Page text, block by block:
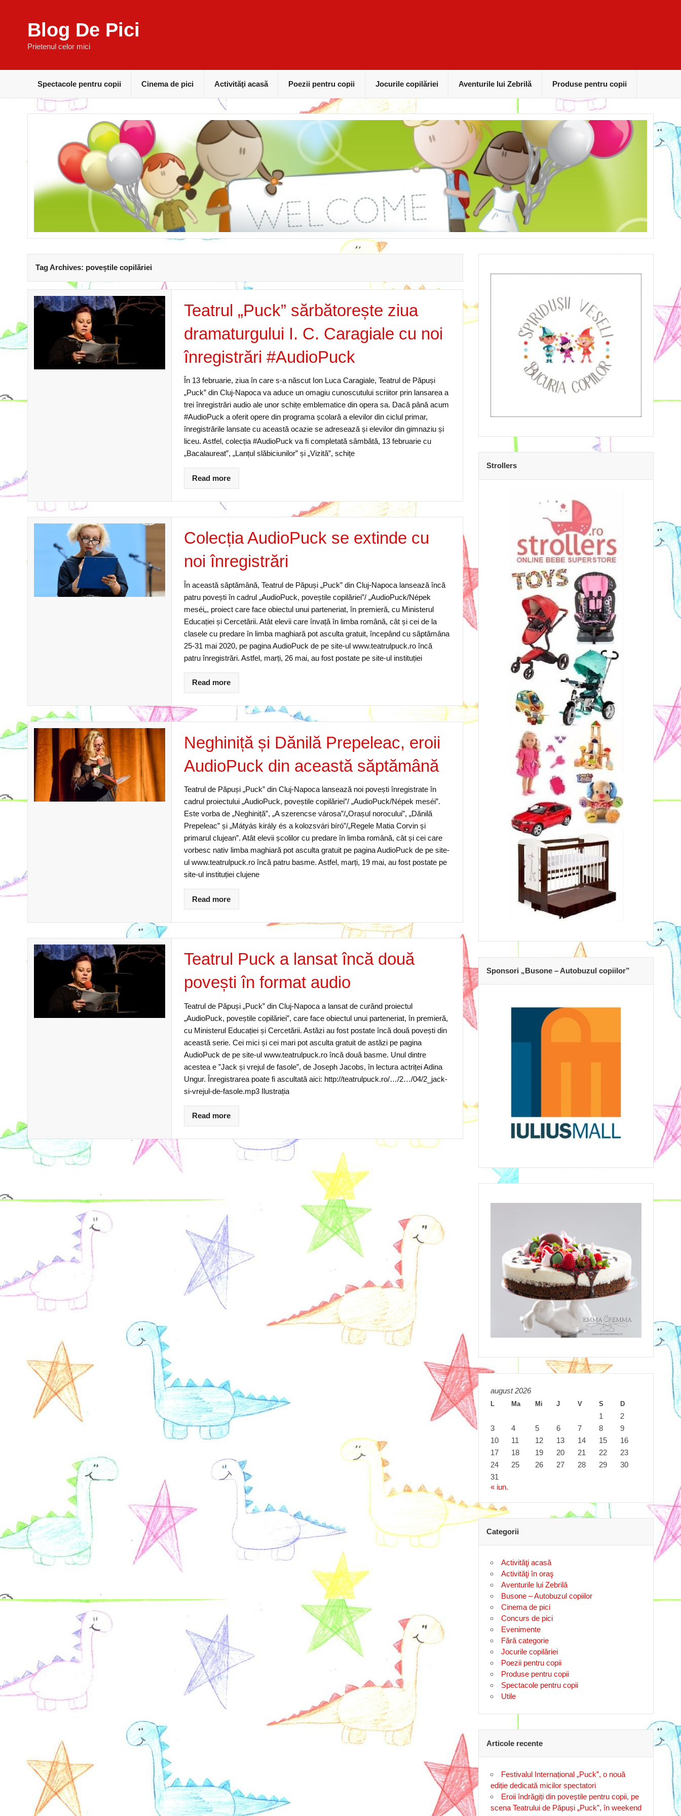
Blog De Pici
Prietenul celor mici
Spectacole pentru copii Cinema de pici Activităţi acasă Poezii pentru copii Jocurile copilăriei Aventurile lui Zebrilă Produse pentru copii
Tag Archives: poveștile copilăriei
Teatrul „Puck” sărbătorește ziua
dramaturgului I. C. Caragiale cu noi
înregistrări #AudioPuck
În 13 februarie, ziua în care s-a născut Ion Luca Caragiale, Teatrul de Păpuși
„Puck” din Cluj-Napoca va aduce un omagiu cunoscutului scriitor prin lansarea a
trei înregistrări audio ale unor schițe emblematice din opera sa. Dacă până acum
#AudioPuck a oferit opere din programa școlară a elevilor din ciclul primar,
înregistrările lansate cu această ocazie se adresează și elevilor din gimnaziu și
liceu. Astfel, colecția #AudioPuck va fi completată sâmbătă, 13 februarie cu
„Bacalaureat”, „Lanțul slăbiciunilor” și „Vizită”, schițe
Read more
Colecția AudioPuck se extinde cu
noi înregistrări
În această săptămână, Teatrul de Păpuși „Puck” din Cluj-Napoca lansează încă
patru povești în cadrul „AudioPuck, poveștile copilăriei”/ „AudioPuck/Népek
meséi„, proiect care face obiectul unui parteneriat, în premieră, cu Ministerul
Educației și Cercetării. Atât elevii care învață în limba română, cât și cei de la
clasele cu predare în limba maghiară pot asculta gratuit, începând cu săptămâna
25-31 mai 2020, pe pagina AudioPuck de pe site-ul www.teatrulpuck.ro încă
patru înregistrări. Astfel, marți, 26 mai, au fost postate pe site-ul instituției
Read more
Neghiniță și Dănilă Prepeleac, eroii
AudioPuck din această săptămână
Teatrul de Păpuși „Puck” din Cluj-Napoca lansează noi povești înregistrate în
cadrul proiectului „AudioPuck, poveștile copilăriei”/ „AudioPuck/Népek meséi”.
Este vorba de „Neghiniță”, „A szerencse városa”/„Orașul norocului”, „Dănilă
Prepeleac” și „Mátyás király és a kolozsvári bíró”/„Regele Matia Corvin și
primarul clujean”. Atât elevii școlilor cu predare în limba română, cât și cei care
vorbesc nativ limba maghiară pot asculta gratuit pe pagina AudioPuck de pe site-
ul www.teatrulpuck.ro încă patru basme. Astfel, marți, 19 mai, au fost postate pe
site-ul instituției clujene
Read more
Teatrul Puck a lansat încă două
povești în format audio
Teatrul de Păpuși „Puck” din Cluj-Napoca a lansat de curând proiectul
„AudioPuck, poveștile copilăriei”, care face obiectul unui parteneriat, în premieră,
cu Ministerul Educației și Cercetării. Astăzi au fost postate încă două povești din
această serie. Cei mici și cei mari pot asculta gratuit de astăzi pe pagina
AudioPuck de pe site-ul www.teatrulpuck.ro încă două basme. Unul dintre
acestea e ”Jack și vrejul de fasole”, de Joseph Jacobs, în lectura actriței Adina
Ungur. Înregistrarea poate fi ascultată aici: http://teatrulpuck.ro/…/2…/04/2_jack-
si-vrejul-de-fasole.mp3 Ilustrația
Read more
Strollers
Sponsori „Busone – Autobuzul copiilor”
august 2026
L Ma Mi J V S D
1
2
3
4 5 6 7 8
9
10
11 12 13 14 15
16
17
18 19 20 21 22
23
24
25 26 27 28 29
30
31
« iun.
Categorii
Activităţi acasă
Activităţi în oraş
Aventurile lui Zebrilă
Busone – Autobuzul copiilor
Cinema de pici
Concurs de pici
Evenimente
Fără categorie
Jocurile copilăriei
Poezii pentru copii
Produse pentru copii
Spectacole pentru copii
Utile
Articole recente
Festivalul Internațional „Puck”, o nouă
ediție dedicată micilor spectatori
Eroii îndrăgiți din poveștile pentru copii, pe
scena Teatrului de Păpuși „Puck”, în weekend